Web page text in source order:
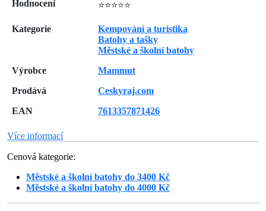
Hodnocení
⭐⭐⭐⭐⭐
Kategorie
Kempování a turistika
Batohy a tašky
Městské a školní batohy
Výrobce
Mammut
Prodává
Ceskyraj.com
EAN
7613357871426
Více informací
Cenová kategorie:
Městské a školní batohy do 3400 Kč
Městské a školní batohy do 4000 Kč